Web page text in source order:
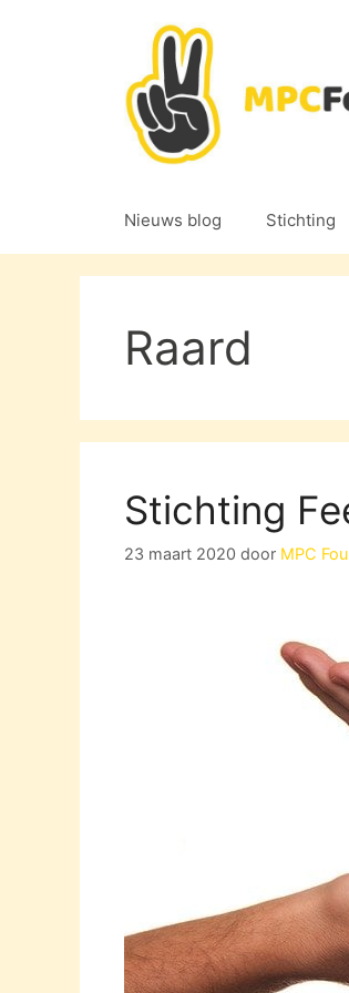
Nieuws blog Stichting
Raard
Stichting
23 maart 2020 door MPC